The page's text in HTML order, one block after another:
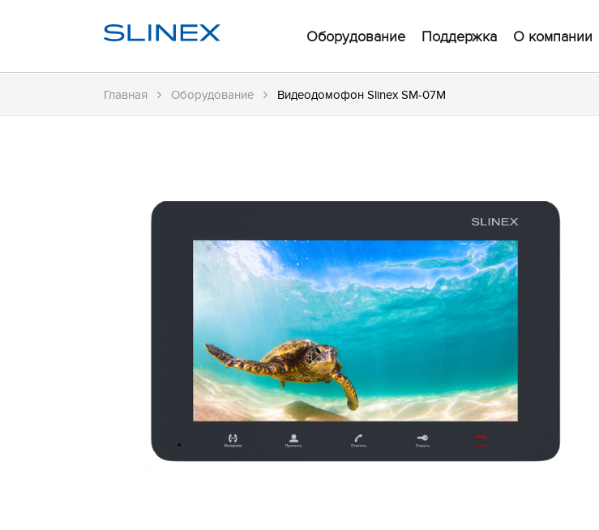
Оборудование Поддержка О компании
Главная Оборудование Видеодомофон Slinex SM-07M